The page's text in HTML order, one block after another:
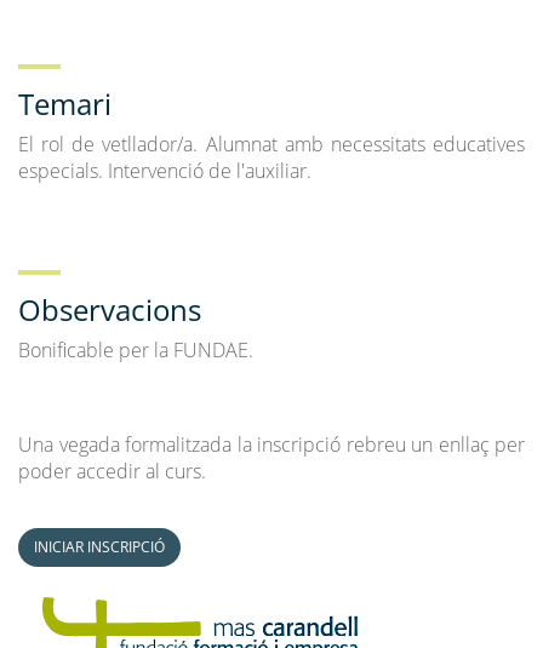
Temari
El rol de vetllador/a. Alumnat amb necessitats educatives
especials. Intervenció de l'auxiliar.
Observacions
Bonificable per la FUNDAE.
Una vegada formalitzada la inscripció rebreu un enllaç per
poder accedir al curs.
INICIAR INSCRIPCIÓ